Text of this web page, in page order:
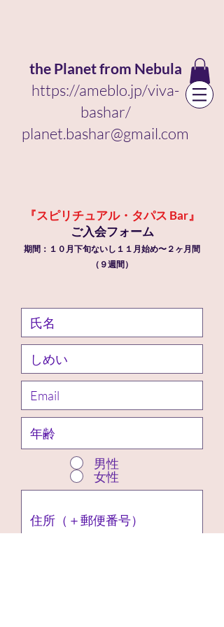
the Planet from Nebula
https://ameblo.jp/viva-
bashar/
planet.bashar@gmail.com
『スピリチュアル・タパス Bar』
ご入会フォーム
期間：１０月下旬ないし１１月始め〜２ヶ月間
（９週間）
男性
女性